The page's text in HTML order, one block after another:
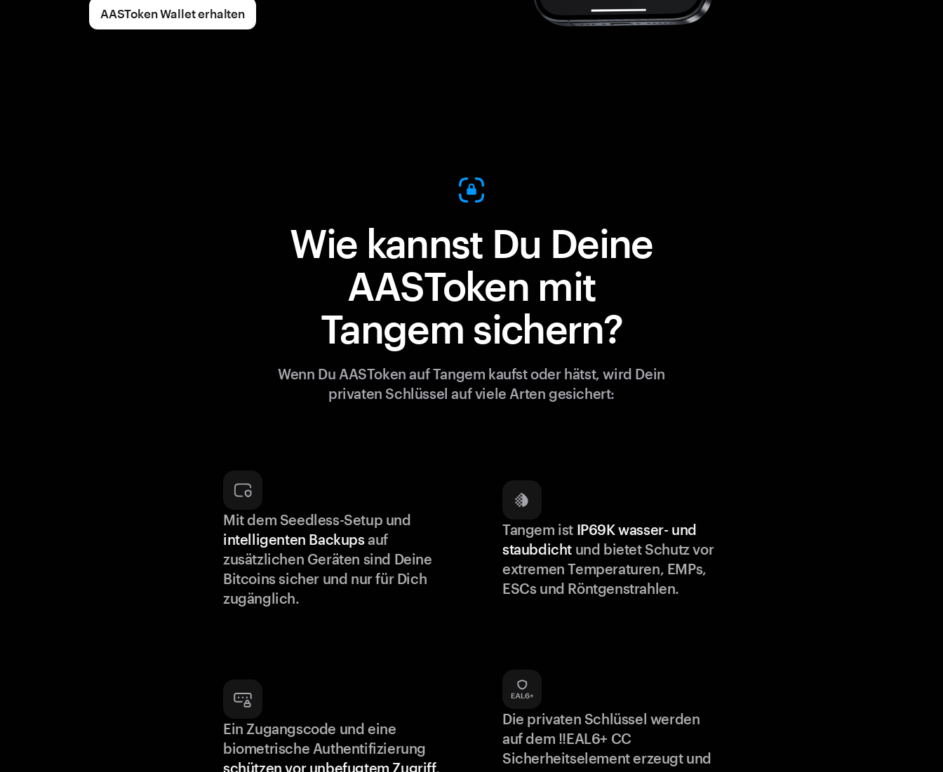
AASToken Wallet erhalten
Wie kannst Du Deine
AASToken mit
Tangem sichern?
Wenn Du AASToken auf Tangem kaufst oder hätst, wird Dein
privaten Schlüssel auf viele Arten gesichert:
Mit dem Seedless-Setup und
intelligenten Backupsauf
zusätzlichen Geräten sind Deine
Bitcoins sicher und nur für Dich
zugänglich.
Tangem ist IP69K wasser- und
staubdicht und bietet Schutz vor
extremen Temperaturen, EMPs,
ESCs und Röntgenstrahlen.
Ein Zugangscode und eine
biometrische Authentifizierung
schützen vor unbefugtem Zugriff.
Die privaten Schlüssel werden
auf dem !!EAL6+ CC
Sicherheitselement erzeugt und